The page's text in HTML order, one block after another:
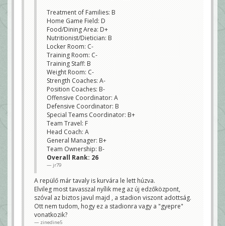
Treatment of Families: B
Home Game Field: D
Food/Dining Area: D+
Nutritionist/Dietician: B
Locker Room: C-
Training Room: C-
Training Staff: B
Weight Room: C-
Strength Coaches: A-
Position Coaches: B-
Offensive Coordinator: A
Defensive Coordinator: B
Special Teams Coordinator: B+
Team Travel: F
Head Coach: A
General Manager: B+
Team Ownership: B-
Overall Rank: 26
jr79
A repülő már tavaly is kurvára le lett húzva.
Elvileg most tavasszal nyílik meg az új edzőközpont,
szóval az biztos javul majd , a stadion viszont adottság.
Ott nem tudom, hogy ez a stadionra vagy a "gyepre"
vonatkozik?
zinedine5